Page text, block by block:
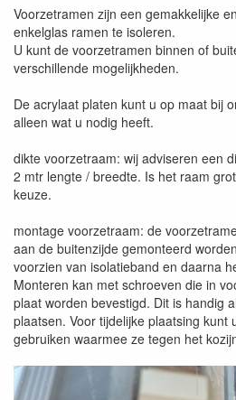
Voorzetramen zijn een gemakkelijke
enkelglas ramen te isoleren.
U kunt de voorzetramen binnen of
verschillende mogelijkheden.
De acrylaat platen kunt u op maat bij
alleen wat u nodig heeft.
dikte voorzetraam: wij adviseren een
2 mtr lengte / breedte. Is het raam
keuze.
montage voorzetraam: de
aan de buitenzijde gemonteerd
voorzien van isolatieband en daarna
Monteren kan met schroeven die in
plaat worden bevestigd. Dit is handig
plaatsen. Voor tijdelijke plaatsing kunt
gebruiken waarmee ze tegen het